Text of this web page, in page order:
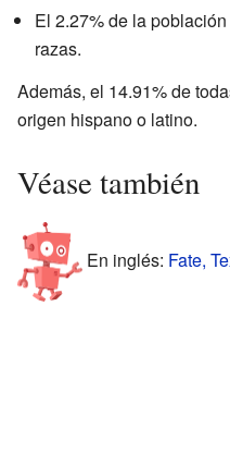
El 2.27% de la
razas.
Además, el 14.91% de
origen hispano o latino.
Véase también
En inglés: Fate,